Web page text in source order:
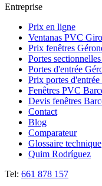
Entreprise
Prix en ligne
Ventanas PVC
Prix fenêtres
Portes
Portes d'entrée
Prix portes d'entrée
Fenêtres PVC
Devis fenêtres
Contact
Blog
Comparateur
Glossaire technique
Quim Rodríguez
Tel: 661 878 157